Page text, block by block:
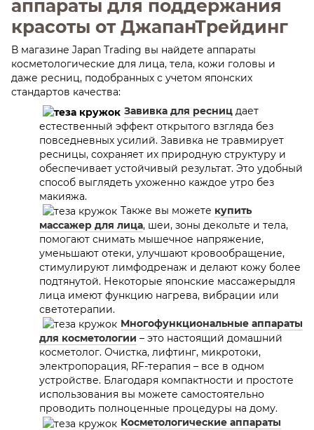
аппараты для поддержания
красоты от ДжапанТрейдинг
В магазине Japan Trading вы найдете аппараты
косметологические для лица, тела, кожи головы и
даже ресниц, подобранных с учетом японских
стандартов качества:
Завивка для ресниц дает
естественный эффект открытого взгляда без
повседневных усилий. Завивка не травмирует
ресницы, сохраняет их природную структуру и
обеспечивает устойчивый результат. Это удобный
способ выглядеть ухоженно каждое утро без
макияжа.
Также вы можете купить
массажер для лица, шеи, зоны декольте и тела,
помогают снимать мышечное напряжение,
уменьшают отеки, улучшают кровообращение,
стимулируют лимфодренаж и делают кожу более
подтянутой. Некоторые японские массажерыдля
лица имеют функцию нагрева, вибрации или
светотерапии.
Многофункциональные аппараты
для косметологии – это настоящий домашний
косметолог. Очистка, лифтинг, микротоки,
электропорация, RF-терапия – все в одном
устройстве. Благодаря компактности и простоте
использования вы можете самостоятельно
проводить полноценные процедуры на дому.
Косметологические аппараты